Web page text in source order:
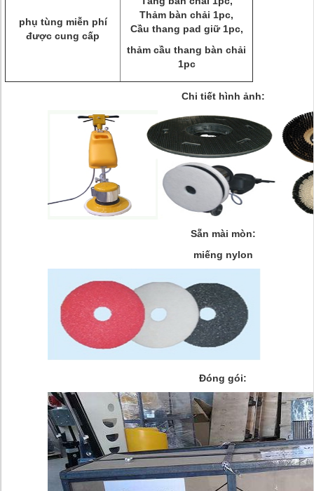
phụ tùng miễn phí
được cung cấp
Thảm bàn chải 1pc,
Cầu thang pad giữ 1pc,
thảm cầu thang bàn chải
1pc
Chi tiết hình ảnh:
Sẵn mài mòn:
miếng nylon
Đóng gói: